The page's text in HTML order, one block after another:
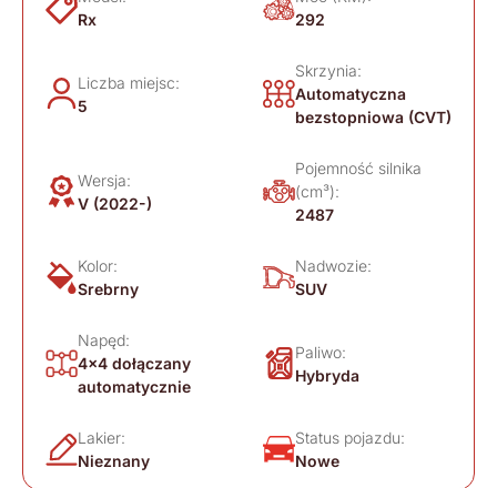
Rx
292
Liczba miejsc:
5
Skrzynia:
Automatyczna
bezstopniowa (CVT)
Wersja:
V (2022-)
Pojemność silnika
(cm³):
2487
Kolor:
Srebrny
Nadwozie:
SUV
Napęd:
4x4 dołączany
automatycznie
Paliwo:
Hybryda
Lakier:
Nieznany
Status pojazdu:
Nowe